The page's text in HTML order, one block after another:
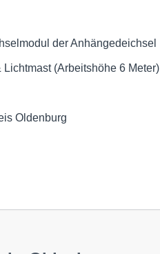
der Anhängedeichsel
(Arbeitshöhe 6 Meter)
Oldenburg